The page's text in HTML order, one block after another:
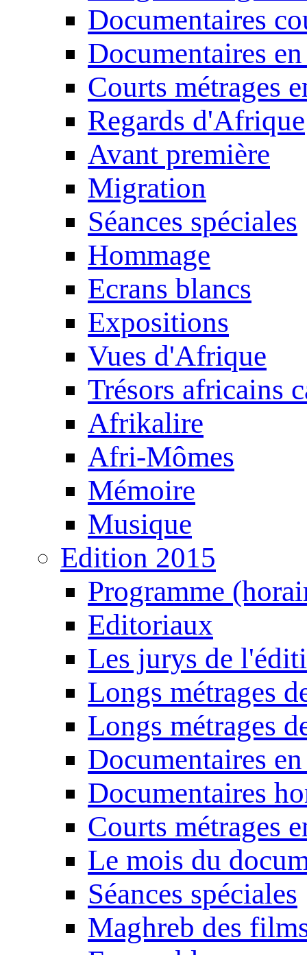
Documentaires
Documentaires
Courts métrages
Regards d'Afrique
Avant première
Migration
Séances spéciales
Hommage
Ecrans blancs
Expositions
Vues d'Afrique
Trésors africains
Afrikalire
Afri-Mômes
Mémoire
Musique
Edition 2015
Programme
Editoriaux
Les jurys de
Longs métrages
Longs métrages
Documentaires
Documentaires
Courts métrages
Le mois du
Séances spéciales
Maghreb des